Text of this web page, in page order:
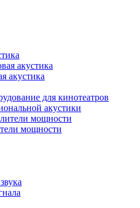
акустика
акустика
для кинотеатров
акустики
мощности
мощности